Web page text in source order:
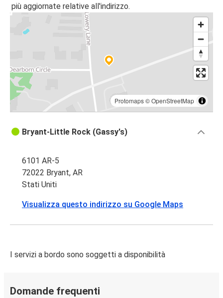
più aggiornate relative all'indirizzo.
Protomaps©OpenStreetMap
Bryant-Little Rock (Gassy's)
6101 AR-5
72022 Bryant, AR
Stati Uniti
Visualizza questo indirizzo su Google Maps
I servizi a bordo sono soggetti a disponibilità
Domande frequenti